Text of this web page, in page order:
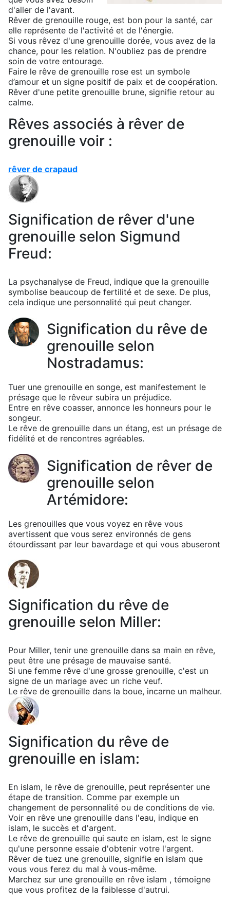
d'aller de l'avant.
Rêver de grenouille rouge, est bon pour la santé, car
elle représente de l'activité et de l'énergie.
Si vous rêvez d'une grenouille dorée, vous avez de la
chance, pour les relation. N'oubliez pas de prendre
soin de votre entourage.
Faire le rêve de grenouille rose est un symbole
d’amour et un signe positif de paix et de coopération.
Rêver d'une petite grenouille brune, signifie retour au
calme.
Rêves associés à rêver de
grenouille voir :
rêver de crapaud
Signification de rêver d'une
grenouille selon Sigmund
Freud:
La psychanalyse de Freud, indique que la grenouille
symbolise beaucoup de fertilité et de sexe. De plus,
cela indique une personnalité qui peut changer.
Signification du rêve de
grenouille selon
Nostradamus:
Tuer une grenouille en songe, est manifestement le
présage que le rêveur subira un préjudice.
Entre en rêve coasser, annonce les honneurs pour le
songeur.
Le rêve de grenouille dans un étang, est un présage de
fidélité et de rencontres agréables.
Signification de rêver de
grenouille selon
Artémidore:
Les grenouilles que vous voyez en rêve vous
avertissent que vous serez environnés de gens
étourdissant par leur bavardage et qui vous abuseront
Signification du rêve de
grenouille selon Miller:
Pour Miller, tenir une grenouille dans sa main en rêve,
peut être une présage de mauvaise santé.
Si une femme rêve d'une grosse grenouille, c'est un
signe de un mariage avec un riche veuf.
Le rêve de grenouille dans la boue, incarne un malheur.
Signification du rêve de
grenouille en islam:
En islam, le rêve de grenouille, peut représenter une
étape de transition. Comme par exemple un
changement de personnalité ou de conditions de vie.
Voir en rêve une grenouille dans l'eau, indique en
islam, le succès et d'argent.
Le rêve de grenouille qui saute en islam, est le signe
qu'une personne essaie d'obtenir votre l'argent.
Rêver de tuez une grenouille, signifie en islam que
vous vous ferez du mal à vous-même.
Marchez sur une grenouille en rêve islam , témoigne
que vous profitez de la faiblesse d'autrui.